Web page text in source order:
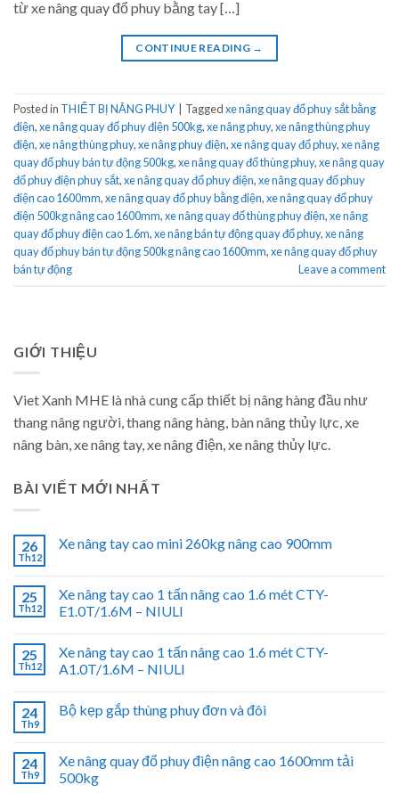
từ xe nâng quay đổ phuy bằng tay […]
CONTINUE READING →
Posted in THIẾT BỊ NÂNG PHUY Taggedxe nâng quay đổ phuy sắt bằng
điện,xe nâng quay đổ phuy điện 500kg,xe nâng phuy,xe nâng thùng phuy
điện,xe nâng thùng phuy,xe nâng phuy điện,xe nâng quay đổ phuy,xe nâng
quay đổ phuy bán tự động 500kg,xe nâng quay đổ thùng phuy,xe nâng quay
đổ phuy điện phuy sắt,xe nâng quay đổ phuy điện,xe nâng quay đổ phuy
điện cao 1600mm,xe nâng quay đổ phuy bằng điện,xe nâng quay đổ phuy
điện 500kg nâng cao 1600mm,xe nâng quay đổ thùng phuy điện,xe nâng
quay đổ phuy điện cao 1.6m,xe nâng bán tự động quay đổ phuy,xe nâng
quay đổ phuy bán tự động 500kg nâng cao 1600mm,xe nâng quay đổ phuy
bán tự động
Leave a comment
GIỚI THIỆU
Viet Xanh MHE là nhà cung cấp thiết bị nâng hàng đầu như
thang nâng người, thang nâng hàng, bàn nâng thủy lực, xe
nâng bàn, xe nâng tay, xe nâng điện, xe nâng thủy lực.
BÀI VIẾT MỚI NHẤT
26
Th12
Xe nâng tay cao mini 260kg nâng cao 900mm
25
Th12
Xe nâng tay cao 1 tấn nâng cao 1.6 mét CTY-
E1.0T/1.6M – NIULI
25
Th12
Xe nâng tay cao 1 tấn nâng cao 1.6 mét CTY-
A1.0T/1.6M – NIULI
24
Th9
Bộ kẹp gắp thùng phuy đơn và đôi
24
Th9
Xe nâng quay đổ phuy điện nâng cao 1600mm tải
500kg